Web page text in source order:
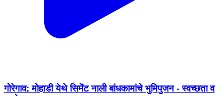
गोरेगाव: मोहाडी येथे सिमेंट नाली बांधकामांचे भुमिपुजन - स्वच्छता व